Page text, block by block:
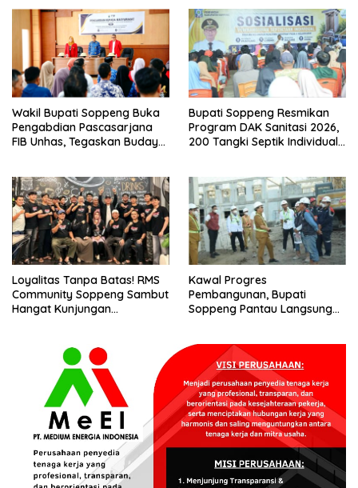
Wakil Bupati Soppeng Buka
Pengabdian Pascasarjana
FIB Unhas, Tegaskan Budaya
Bupati Soppeng Resmikan
Program DAK Sanitasi 2026,
200 Tangki Septik Individual
Loyalitas Tanpa Batas! RMS
Community Soppeng Sambut
Hangat Kunjungan
Kawal Progres
Pembangunan, Bupati
Soppeng Pantau Langsung